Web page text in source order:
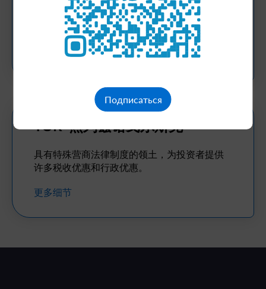
創建此集群的目的是支持區域內從事進口替代
工業產品生產的企業。
更多细节
TOR“热列兹诺戈尔斯克”
具有特殊营商法律制度的领土，为投资者提供
许多税收优惠和行政优惠。
更多细节
Подписаться